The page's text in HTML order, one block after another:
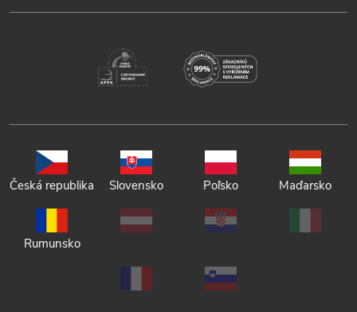
Česká republika Slovensko Poľsko Maďarsko
Rumunsko